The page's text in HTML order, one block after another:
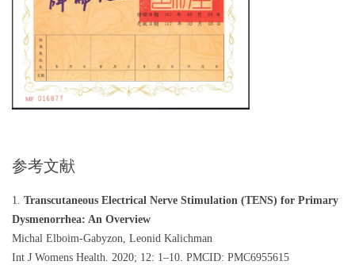
参考文献
1. Transcutaneous Electrical Nerve Stimulation (TENS) for Primary
Dysmenorrhea: An Overview
Michal Elboim-Gabyzon, Leonid Kalichman
Int J Womens Health. 2020; 12: 1–10. PMCID: PMC6955615